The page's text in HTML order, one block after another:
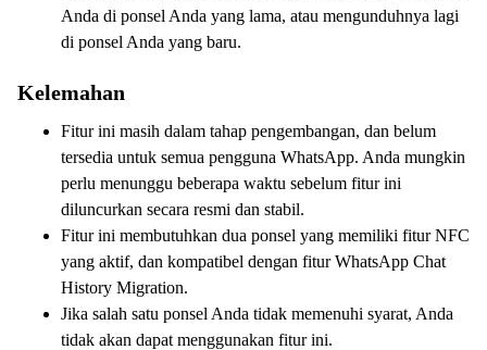
Anda di ponsel Anda yang lama, atau mengunduhnya lagi
di ponsel Anda yang baru.
Kelemahan
Fitur ini masih dalam tahap pengembangan, dan belum
tersedia untuk semua pengguna WhatsApp. Anda mungkin
perlu menunggu beberapa waktu sebelum fitur ini
diluncurkan secara resmi dan stabil.
Fitur ini membutuhkan dua ponsel yang memiliki fitur NFC
yang aktif, dan kompatibel dengan fitur WhatsApp Chat
History Migration.
Jika salah satu ponsel Anda tidak memenuhi syarat, Anda
tidak akan dapat menggunakan fitur ini.